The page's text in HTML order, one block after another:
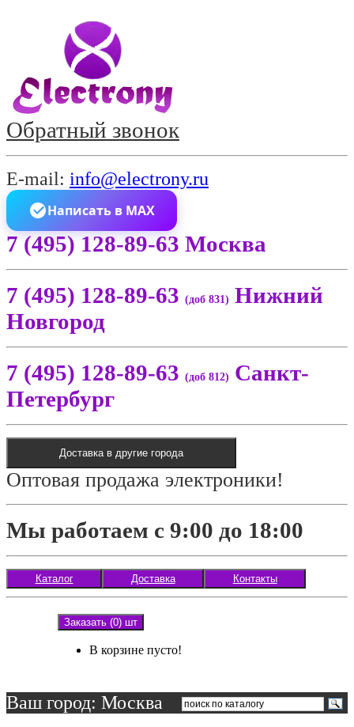
Обратный звонок
E-mail: info@electrony.ru
Написать в MAX
7 (495) 128-89-63 Москва
7 (495) 128-89-63 (доб 831) Нижний
Новгород
7 (495) 128-89-63 (доб 812) Санкт-
Петербург
Доставка в другие города
Оптовая продажа электроники!
Мы работаем с 9:00 до 18:00
Каталог Доставка Контакты
Заказать (0) шт
В корзине пусто!
Ваш город: Москва